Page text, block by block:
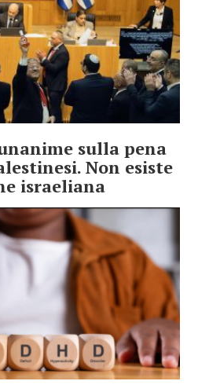
sulla pena
Non esiste
israeliana